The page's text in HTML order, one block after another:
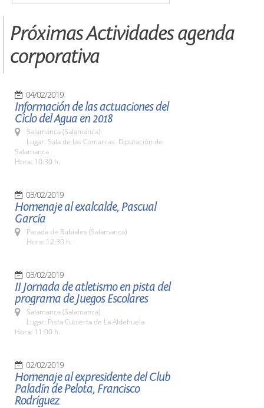
Próximas Actividades agenda
corporativa
04/02/2019
Información de las actuaciones del
Ciclo del Agua en 2018
Salamanca (Salamanca)
Lugar: Sala de las Comarcas. Diputación de
Salamanca
Hora: 10:30 h.
03/02/2019
Homenaje al exalcalde, Pascual
García
Parada de Rubiales (Salamanca)
Hora: 12:30 h.
03/02/2019
II Jornada de atletismo en pista del
programa de Juegos Escolares
Salamanca (Salamanca)
Lugar: Pista Cubierta de La Aldehuela
Hora: 11:00 h.
02/02/2019
Homenaje al expresidente del Club
Paladín de Pelota, Francisco
Rodríguez